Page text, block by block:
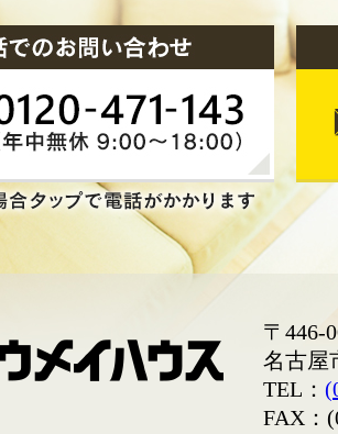
〒446-
名古屋
TEL：
FAX：